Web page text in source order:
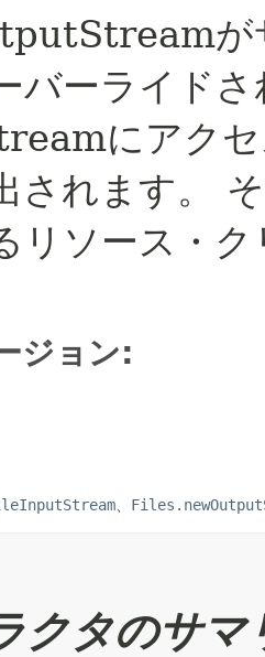
が
バーライド
にアクセ
されます。
リソース・
ジョン:
クタのサマ